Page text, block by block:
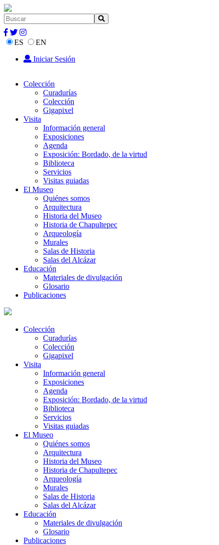
ES
EN
Iniciar Sesión
Colección
Curadurías
Colección
Gigapixel
Visita
Información general
Exposiciones
Agenda
Exposición: Bordado, de la virtud
Biblioteca
Servicios
Visitas guiadas
El Museo
Quiénes somos
Arquitectura
Historia del Museo
Historia de Chapultepec
Arqueología
Murales
Salas de Historia
Salas del Alcázar
Educación
Materiales de divulgación
Glosario
Publicaciones
Colección
Curadurías
Colección
Gigapixel
Visita
Información general
Exposiciones
Agenda
Exposición: Bordado, de la virtud
Biblioteca
Servicios
Visitas guiadas
El Museo
Quiénes somos
Arquitectura
Historia del Museo
Historia de Chapultepec
Arqueología
Murales
Salas de Historia
Salas del Alcázar
Educación
Materiales de divulgación
Glosario
Publicaciones